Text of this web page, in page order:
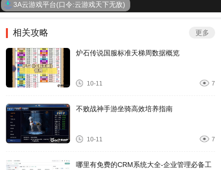
3A云游戏平台(口令:云游戏天下无敌)
相关攻略 更多
炉石传说国服标准天梯周数据概览
10-11 7
不败战神手游坐骑高效培养指南
10-11 7
哪里有免费的CRM系统大全-企业管理必备工